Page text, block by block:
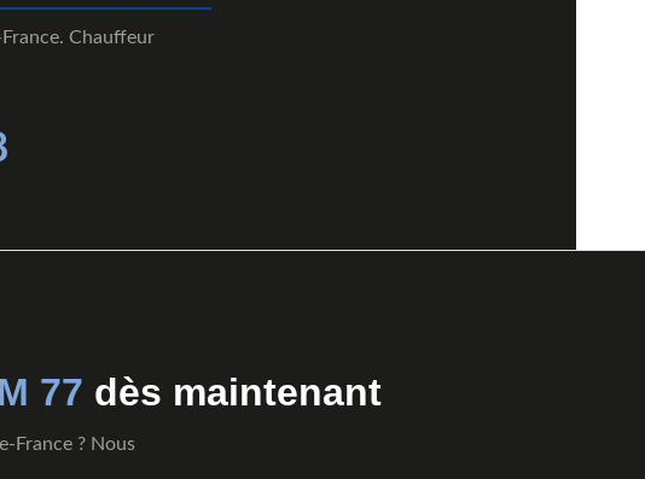
Chauffeur
77 dès maintenant
France ? Nous